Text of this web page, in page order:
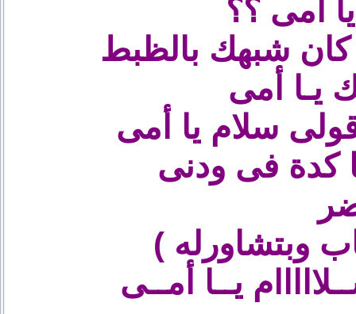
أمى ؟؟
يـا أمى
سلام يا أمى
كدة فى ودنى
وبتشاورله )
يــا أمــى